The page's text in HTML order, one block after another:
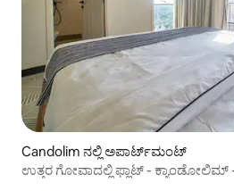
Candolim ನಲ್ಲಿ ಅಪಾರ್ಟ್‌ಮಂಟ್
ಉತ್ತರ ಗೋವಾದಲ್ಲಿ ಫ್ಲಾಟ್ - ಕ್ಯಾಂಡೋಲಿಮ್